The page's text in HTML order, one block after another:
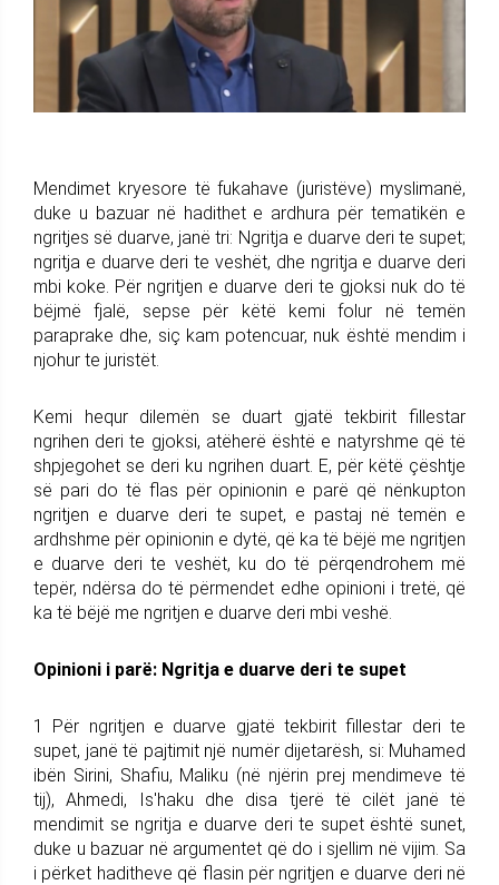
Mendimet kryesore të fukahave (juristëve) myslimanë,
duke u bazuar në hadithet e ardhura për tematikën e
ngritjes së duarve, janë tri: Ngritja e duarve deri te supet;
ngritja e duarve deri te veshët, dhe ngritja e duarve deri
mbi koke. Për ngritjen e duarve deri te gjoksi nuk do të
bëjmë fjalë, sepse për këtë kemi folur në temën
paraprake dhe, siç kam potencuar, nuk është mendim i
njohur te juristët.
Kemi hequr dilemën se duart gjatë tekbirit fillestar
ngrihen deri te gjoksi, atëherë është e natyrshme që të
shpjegohet se deri ku ngrihen duart. E, për këtë çështje
së pari do të flas për opinionin e parë që nënkupton
ngritjen e duarve deri te supet, e pastaj në temën e
ardhshme për opinionin e dytë, që ka të bëjë me ngritjen
e duarve deri te veshët, ku do të përqendrohem më
tepër, ndërsa do të përmendet edhe opinioni i tretë, që
ka të bëjë me ngritjen e duarve deri mbi veshë.
Opinioni i parë: Ngritja e duarve deri te supet
1 Për ngritjen e duarve gjatë tekbirit fillestar deri te
supet, janë të pajtimit një numër dijetarësh, si: Muhamed
ibën Sirini, Shaﬁu, Maliku (në njërin prej mendimeve të
tij), Ahmedi, Is'haku dhe disa tjerë të cilët janë të
mendimit se ngritja e duarve deri te supet është sunet,
duke u bazuar në argumentet që do i sjellim në vijim. Sa
i përket haditheve që flasin për ngritjen e duarve deri në